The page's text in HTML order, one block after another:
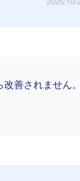
善されません